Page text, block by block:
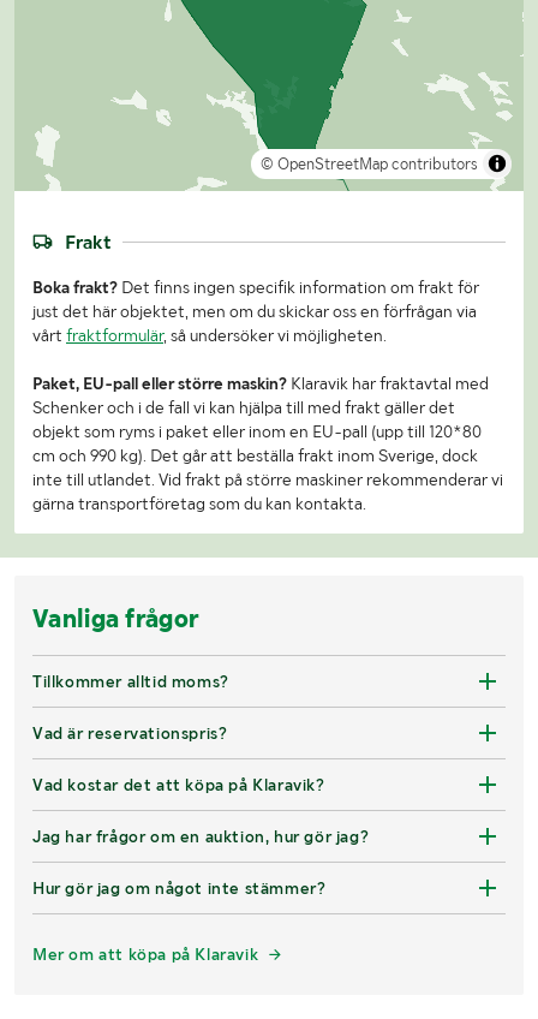
© OpenStreetMap contributors
Frakt
Boka frakt? Det finns ingen specifik information om frakt för
just det här objektet, men om du skickar oss en förfrågan via
vårt fraktformulär, så undersöker vi möjligheten.
Paket, EU-pall eller större maskin? Klaravik har fraktavtal med
Schenker och i de fall vi kan hjälpa till med frakt gäller det
objekt som ryms i paket eller inom en EU-pall (upp till 120*80
cm och 990 kg). Det går att beställa frakt inom Sverige, dock
inte till utlandet. Vid frakt på större maskiner rekommenderar vi
gärna transportföretag som du kan kontakta.
Vanliga frågor
Tillkommer alltid moms?
Vad är reservationspris?
Vad kostar det att köpa på Klaravik?
Jag har frågor om en auktion, hur gör jag?
Hur gör jag om något inte stämmer?
Mer om att köpa på Klaravik